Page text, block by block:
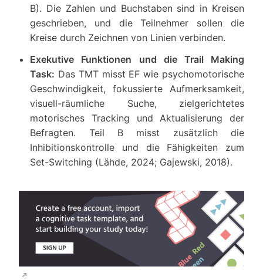
B). Die Zahlen und Buchstaben sind in Kreisen
geschrieben, und die Teilnehmer sollen die
Kreise durch Zeichnen von Linien verbinden.
Exekutive Funktionen und die Trail Making
Task: Das TMT misst EF wie psychomotorische
Geschwindigkeit, fokussierte Aufmerksamkeit,
visuell-räumliche Suche, zielgerichtetes
motorisches Tracking und Aktualisierung der
Befragten. Teil B misst zusätzlich die
Inhibitionskontrolle und die Fähigkeiten zum
Set-Switching (Lähde, 2024; Gajewski, 2018).